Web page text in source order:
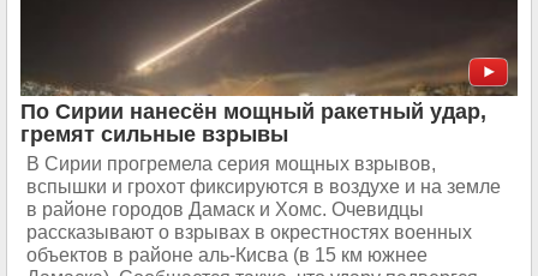
По Сирии нанесён мощный ракетный удар,
гремят сильные взрывы
В Сирии прогремела серия мощных взрывов,
вспышки и грохот фиксируются в воздухе и на земле
в районе городов Дамаск и Хомс. Очевидцы
рассказывают о взрывах в окрестностях военных
объектов в районе аль-Кисва (в 15 км южнее